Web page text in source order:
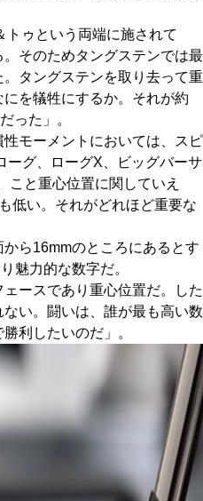
トゥという両端に施されて
そのためタングステンでは最
タングステンを取り去って重
を犠牲にするか。それが約
った」。
モーメントにおいては、スピ
ーグ、ローグX、ビッグバーサ
こと重心位置に関していえ
低い。それがどれほど重要な
ら16mmのところにあるとす
魅力的な数字だ。
ェースであり重心位置だ。した
い。闘いは、誰が最も高い数
利したいのだ」。